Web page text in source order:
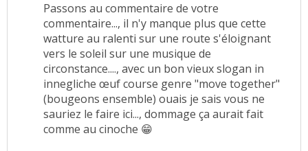
Passons au commentaire de votre
commentaire..., il n'y manque plus que cette
watture au ralenti sur une route s'éloignant
vers le soleil sur une musique de
circonstance...., avec un bon vieux slogan in
innegliche œuf course genre "move together"
(bougeons ensemble) ouais je sais vous ne
sauriez le faire ici..., dommage ça aurait fait
comme au cinoche 😁